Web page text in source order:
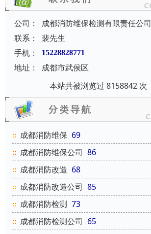
公司：
成都消防维保检测有限责任公司
联系：
裴先生
手机：
15228828771
地址：
成都市武侯区
本站共被浏览过 8158842 次
成都消防维保 69
成都消防维保公司 86
成都消防改造 68
成都消防改造公司 85
成都消防检测 73
成都消防检测公司 65